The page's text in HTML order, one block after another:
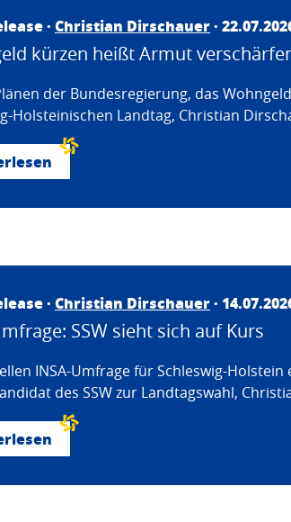
· Christian Dirschauer·
kürzen heißt Armut
der Bundesregierung, das
Holsteinischen Landtag, Christian
· Christian Dirschauer·
SSW sieht sich auf Kurs
INSA-Umfrage für Schleswig-
des SSW zur Landtagswahl,